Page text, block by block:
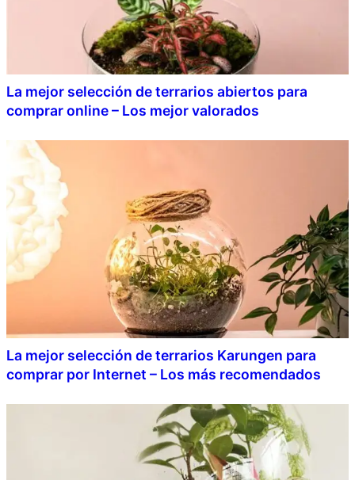
La mejor selección de terrarios abiertos para
comprar online – Los mejor valorados
La mejor selección de terrarios Karungen para
comprar por Internet – Los más recomendados